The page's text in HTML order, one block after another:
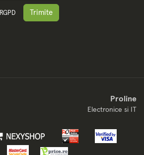
RGPD Trimite
Proline
Electronice si IT